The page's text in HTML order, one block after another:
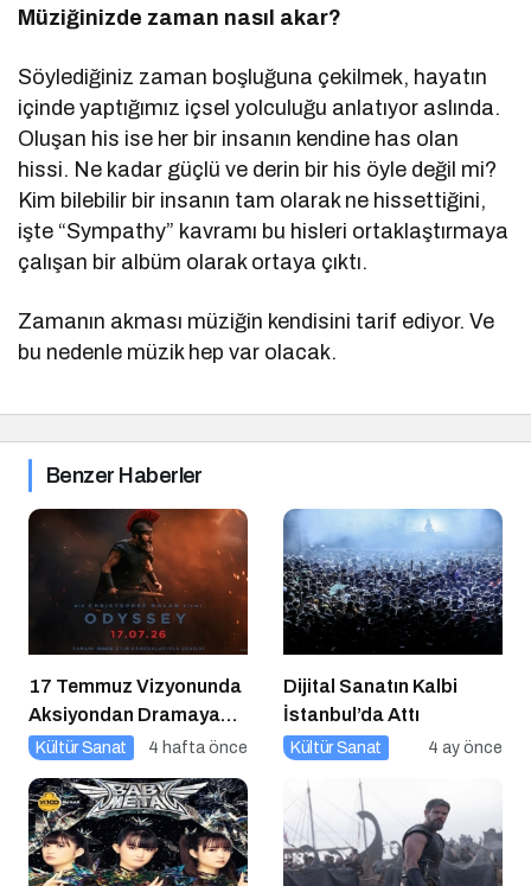
Müziğinizde zaman nasıl akar?
Söylediğiniz zaman boşluğuna çekilmek, hayatın
içinde yaptığımız içsel yolculuğu anlatıyor aslında.
Oluşan his ise her bir insanın kendine has olan
hissi. Ne kadar güçlü ve derin bir his öyle değil mi?
Kim bilebilir bir insanın tam olarak ne hissettiğini,
işte “Sympathy” kavramı bu hisleri ortaklaştırmaya
çalışan bir albüm olarak ortaya çıktı.
Zamanın akması müziğin kendisini tarif ediyor. Ve
bu nedenle müzik hep var olacak.
Benzer Haberler
17 Temmuz Vizyonunda
Aksiyondan Dramaya
Bir Yolculuk
Kültür Sanat 4 hafta önce
Dijital Sanatın Kalbi
İstanbul’da Attı
Kültür Sanat 4 ay önce